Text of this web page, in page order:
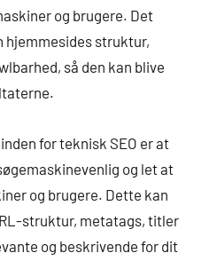
og brugere. Det
hjemmesides struktur,
så den kan blive
for teknisk SEO er at
og let at
og brugere. Dette kan
struktur, metatags, titler
og beskrivende for dit